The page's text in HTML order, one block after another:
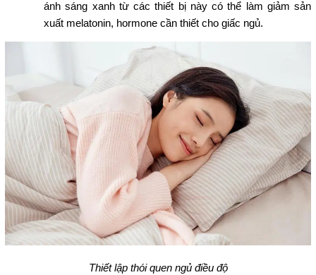
ánh sáng xanh từ các thiết bị này có thể làm giảm sản
xuất melatonin, hormone cần thiết cho giấc ngủ.
Thiết lập thói quen ngủ điều độ